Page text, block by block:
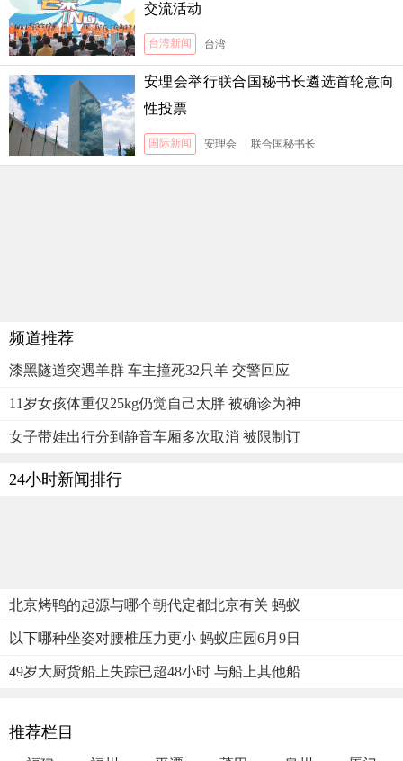
交流活动
台湾新闻 台湾
安理会举行联合国秘书长遴选首轮意向
性投票
国际新闻 安理会 联合国秘书长
频道推荐
漆黑隧道突遇羊群 车主撞死32只羊 交警回应
11岁女孩体重仅25kg仍觉自己太胖 被确诊为神
女子带娃出行分到静音车厢多次取消 被限制订
24小时新闻排行
北京烤鸭的起源与哪个朝代定都北京有关 蚂蚁
以下哪种坐姿对腰椎压力更小 蚂蚁庄园6月9日
49岁大厨货船上失踪已超48小时 与船上其他船
推荐栏目